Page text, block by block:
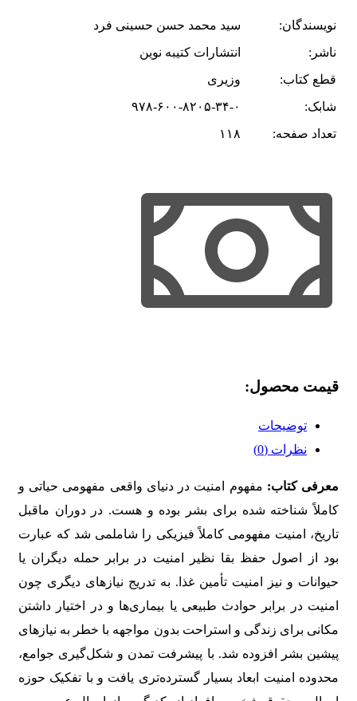
نویسندگان:
سید محمد حسن حسینی فرد
ناشر:
انتشارات کتیبه نوین
قطع کتاب:
وزیری
شابک:
۹۷۸-۶۰۰-۸۲۰۵-۳۴-۰
تعداد صفحه:
۱۱۸
قیمت محصول:​
توضیحات
نظرات (0)
معرفی کتاب: مفهوم امنیت در دنیای واقعی مفهومی حیاتی و
کاملاً شناخته شده برای بشر بوده و هست. در دوران ماقبل
تاریخ، امنیت مفهومی کاملاً فیزیکی را شاملمی شد که عبارت
بود از اصول حفظ بقا نظیر امنیت در برابر حمله دیگران یا
حیوانات و نیز امنیت تأمین غذا. به ‌تدریج نیازهای دیگری چون
امنیت در برابر حوادث طبیعی یا بیماری‌ها و در اختیار داشتن
مکانی برای زندگی و استراحت بدون مواجهه با خطر به نیازهای
پیشین بشر افزوده شد. با پیشرفت تمدن و شکل‌گیری جوامع،
محدوده امنیت ابعاد بسیار گسترده‌تری یافت و با تفکیک حوزه